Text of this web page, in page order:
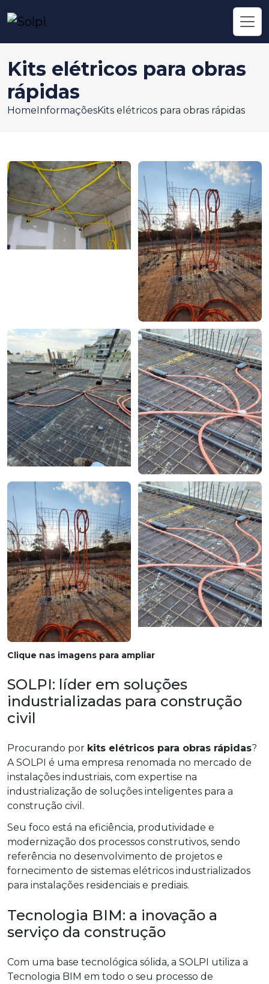
Kits elétricos para obras
rápidas
HomeInformaçõesKits elétricos para obras rápidas
Clique nas imagens para ampliar
SOLPI: líder em soluções
industrializadas para construção
civil
Procurando por kits elétricos para obras rápidas?
A SOLPI é uma empresa renomada no mercado de
instalações industriais, com expertise na
industrialização de soluções inteligentes para a
construção civil.
Seu foco está na eficiência, produtividade e
modernização dos processos construtivos, sendo
referência no desenvolvimento de projetos e
fornecimento de sistemas elétricos industrializados
para instalações residenciais e prediais.
Tecnologia BIM: a inovação a
serviço da construção
Com uma base tecnológica sólida, a SOLPI utiliza a
Tecnologia BIM em todo o seu processo de